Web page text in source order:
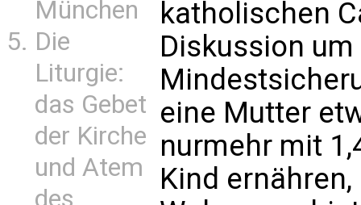
München
Die
Liturgie:
das Gebet
der Kirche
und Atem
des
katholischen
Diskussion
eine Mutter
nurmehr mit
Kind